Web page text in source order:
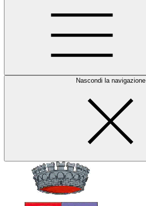
Nascondi la navigazione